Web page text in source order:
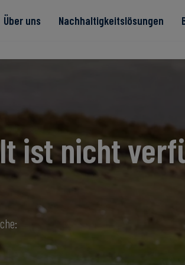
Über uns Nachhaltigkeitslösungen
ist nicht